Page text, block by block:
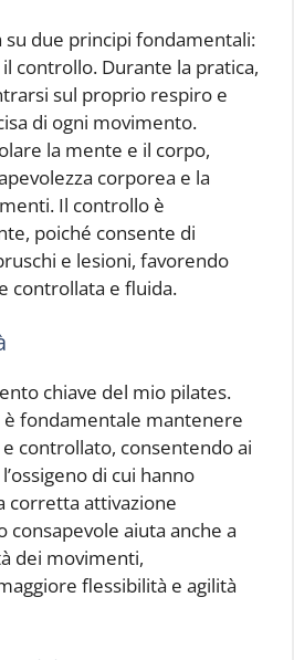
su due principi fondamentali:
controllo. Durante la pratica,
sul proprio respiro e
di ogni movimento.
la mente e il corpo,
corporea e la
Il controllo è
poiché consente di
e lesioni, favorendo
controllata e fluida.
chiave del mio pilates.
è fondamentale mantenere
controllato, consentendo ai
di cui hanno
corretta attivazione
consapevole aiuta anche a
dei movimenti,
flessibilità e agilità